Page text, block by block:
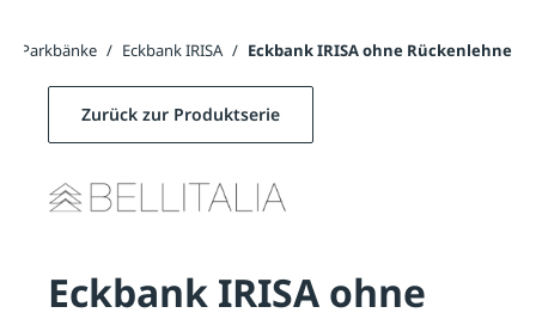
Parkbänke / Eckbank IRISA / Eckbank IRISA ohne Rückenlehne
Zurück zur Produktserie
Eckbank IRISA ohne